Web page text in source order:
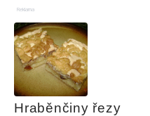
Reklama
Hraběnčiny řezy